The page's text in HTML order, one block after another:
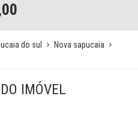
do sul
Nova sapucaia
DO IMÓVEL